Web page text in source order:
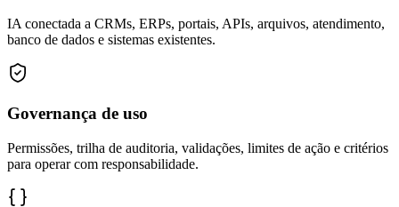
IA conectada a CRMs, ERPs, portais, APIs, arquivos, atendimento,
banco de dados e sistemas existentes.
Governança de uso
Permissões, trilha de auditoria, validações, limites de ação e critérios
para operar com responsabilidade.